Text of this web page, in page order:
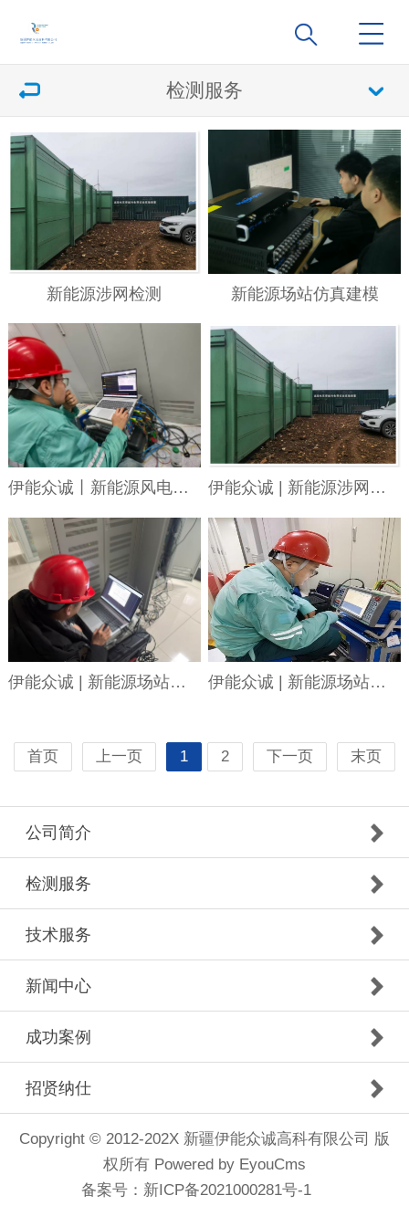
检测服务
新能源涉网检测 新能源场站仿真建模
伊能众诚丨新能源风电场一次调频 伊能众诚 | 新能源涉网试验业绩
伊能众诚 | 新能源场站涉网试验--有功无功功率控制能力 伊能众诚 | 新能源场站涉网试验-风电场一次调频
首页 上一页 1 2 下一页 末页
公司简介
检测服务
技术服务
新闻中心
成功案例
招贤纳仕
Copyright © 2012-202X 新疆伊能众诚高科有限公司 版
权所有Powered by EyouCms
备案号： 新ICP备2021000281号-1